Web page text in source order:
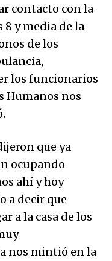
contacto con la
y media de la
de los
los funcionarios
Humanos nos
que ya
ocupando
ahí y hoy
a decir que
a la casa de los
nos mintió en la